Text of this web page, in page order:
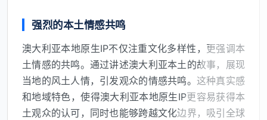
强烈的本土情感共鸣
澳大利亚本地原生IP不仅注重文化多样性，更强调本
土情感的共鸣。通过讲述澳大利亚本土的故事，展现
当地的风土人情，引发观众的情感共鸣。这种真实感
和地域特色，使得澳大利亚本地原生IP更容易获得本
土观众的认可，同时也能够跨越文化边界，吸引全球